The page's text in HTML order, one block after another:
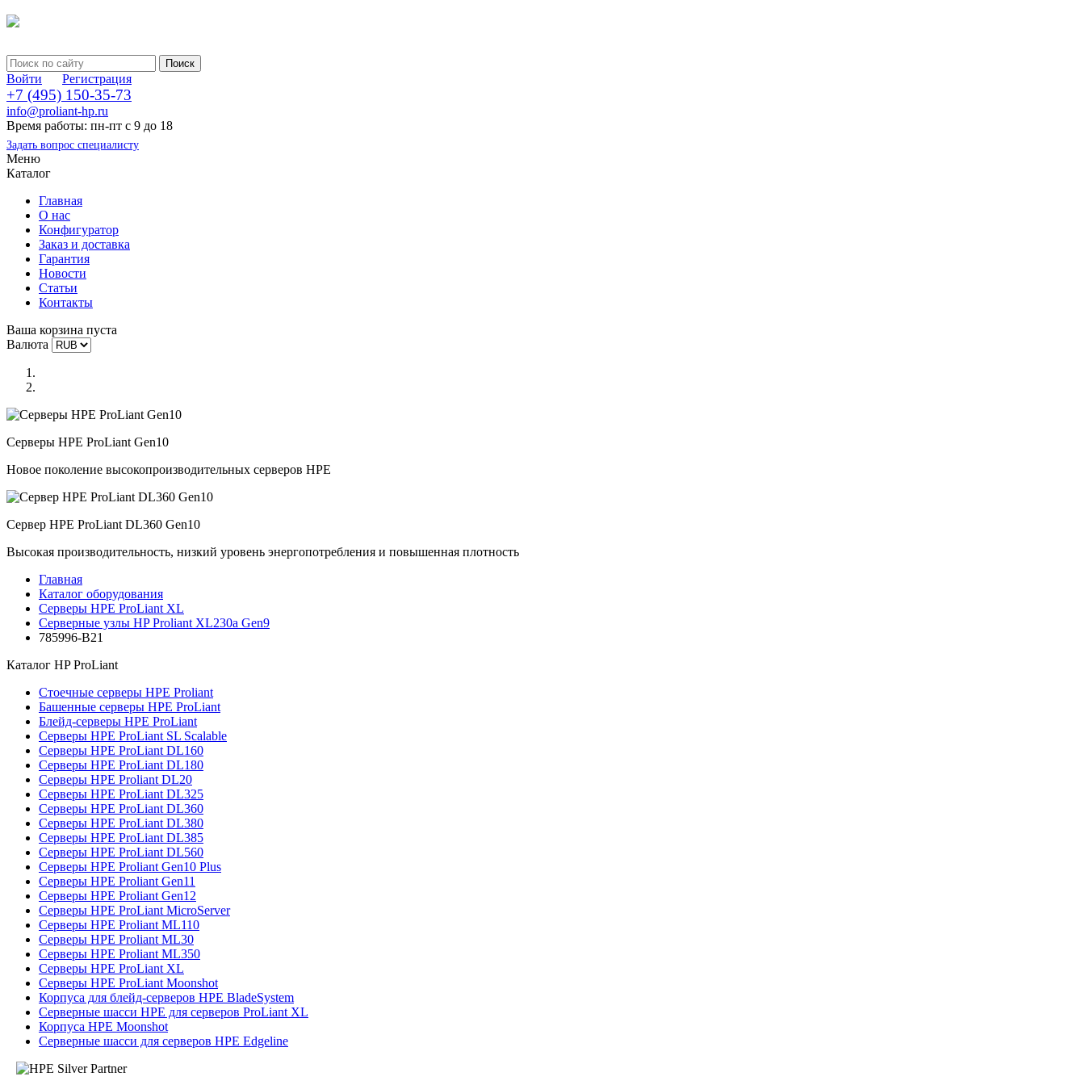
Войти Регистрация
+7 (495) 150-35-73
info@proliant-hp.ru
Время работы: пн-пт с 9 до 18
Задать вопрос специалисту
Меню
Каталог
Главная
О нас
Конфигуратор
Заказ и доставка
Гарантия
Новости
Статьи
Контакты
Ваша корзина пуста
Валюта
Серверы HPE ProLiant Gen10
Новое поколение высокопроизводительных серверов HPE
Сервер HPE ProLiant DL360 Gen10
Высокая производительность, низкий уровень энергопотребления и повышенная плотность
Главная
Каталог оборудования
Серверы HPE ProLiant XL
Серверные узлы HP Proliant XL230a Gen9
785996-B21
Каталог HP ProLiant
Стоечные серверы HPE Proliant
Башенные серверы HPE ProLiant
Блейд-серверы HPE ProLiant
Серверы HPE ProLiant SL Scalable
Серверы HPE ProLiant DL160
Серверы HPE ProLiant DL180
Серверы HPE Proliant DL20
Серверы HPE ProLiant DL325
Серверы HPE ProLiant DL360
Серверы HPE ProLiant DL380
Серверы HPE ProLiant DL385
Серверы HPE ProLiant DL560
Серверы HPE Proliant Gen10 Plus
Серверы HPE Proliant Gen11
Серверы HPE Proliant Gen12
Серверы HPE ProLiant MicroServer
Серверы HPE Proliant ML110
Серверы HPE Proliant ML30
Серверы HPE Proliant ML350
Серверы HPE ProLiant XL
Серверы HPE ProLiant Moonshot
Корпуса для блейд-серверов HPE BladeSystem
Серверные шасси HPE для серверов ProLiant XL
Корпуса HPE Moonshot
Серверные шасси для серверов HPE Edgeline